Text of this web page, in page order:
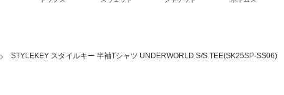
STYLEKEY スタイルキー 半袖Tシャツ UNDERWORLD S/S TEE(SK25SP-SS06)